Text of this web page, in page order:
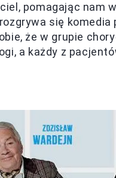
pomagając nam
się komedia
że w grupie
a każdy z